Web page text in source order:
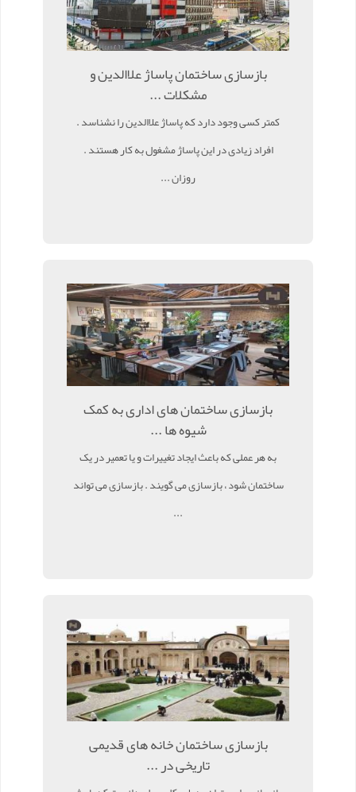
بازسازی ساختمان پاساژ علاالدین و
مشکلات ...
کمتر کسی وجود دارد که پاساژ علاالدین را نشناسد .
افراد زیادی در این پاساژ مشغول به کار هستند .
روزان ...
بازسازی ساختمان های اداری به کمک
شیوه ها ...
به هر عملی که باعث ایجاد تغییرات و یا تعمیر در یک
ساختمان شود ، بازسازی می گویند . بازسازی می تواند
...
بازسازی ساختمان خانه های قدیمی
تاریخی در ...